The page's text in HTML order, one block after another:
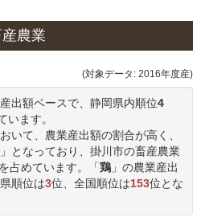
農業
(対象データ: 2016年度産)
出額ベースで、静岡県内順位4
います。
いて、農業産出額の割合が高く、
」となっており、掛川市の畜産農業
を占めています。「鶏 」の農業産出
順位は3位、全国順位は153位とな